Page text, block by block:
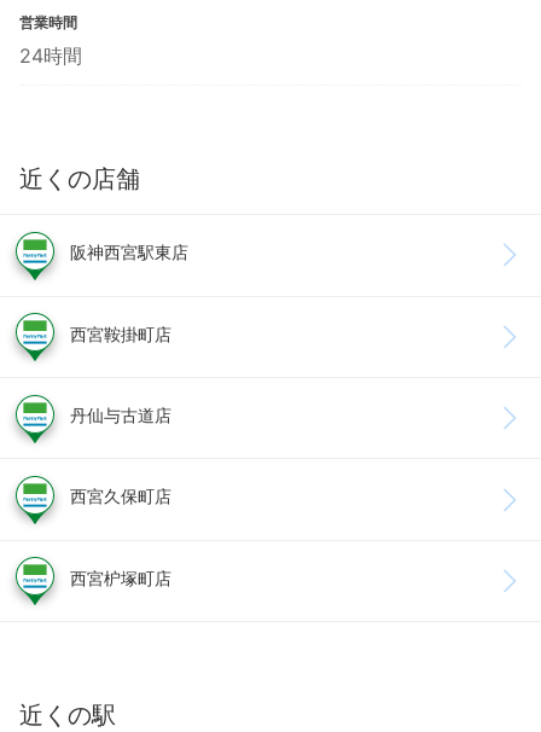
営業時間
24時間
近くの店舗
阪神西宮駅東店
西宮鞍掛町店
丹仙与古道店
西宮久保町店
西宮枦塚町店
近くの駅